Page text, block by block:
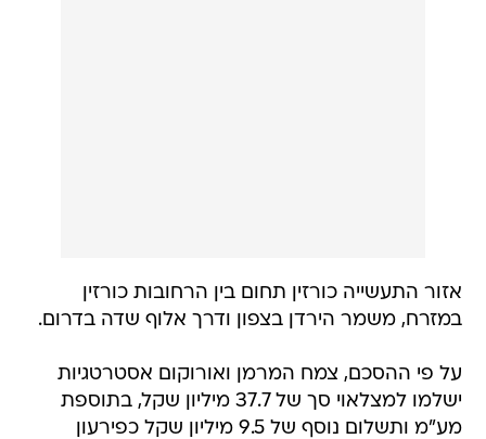
אזור התעשייה כורזין תחום בין הרחובות כורזין
במזרח, משמר הירדן בצפון ודרך אלוף שדה בדרום.
על פי ההסכם, צמח המרמן ואורוקום אסטרטגיות
ישלמו למצלאוי סך של 37.7 מיליון שקל, בתוספת
מע"מ ותשלום נוסף של 9.5 מיליון שקל כפירעון